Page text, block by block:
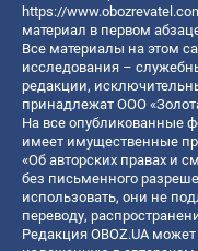
https://
материал в первом
Все материалы на этом
исследования –
редакции,
принадлежат ООО
На все опубликованные
имеет имущественные
«Об авторских правах и
без письменного
использовать, они не
переводу,
Редакция OBOZ.UA